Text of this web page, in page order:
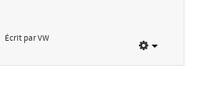
Écrit par VW